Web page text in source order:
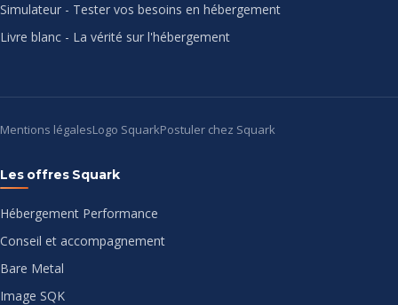
Simulateur - Tester vos besoins en hébergement
Livre blanc - La vérité sur l'hébergement
Mentions légalesLogo SquarkPostuler chez Squark
Les offres Squark
Hébergement Performance
Conseil et accompagnement
Bare Metal
Image SQK